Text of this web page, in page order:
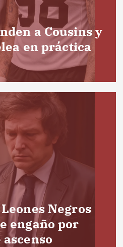
a Cousins y
en práctica
Negros
engaño por